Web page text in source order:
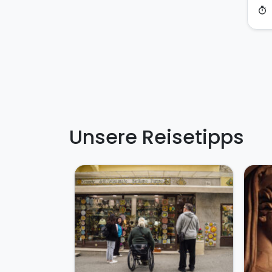
timer
Unsere Reisetipps